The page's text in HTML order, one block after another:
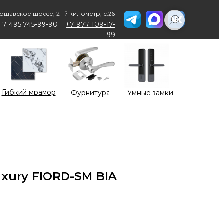
+7 977 109-17-
99
шоссе, 21-й километр, с.26
495 745-99-90
Умные замки
Фурнитура
Гибкий мрамор
FIORD-SM BIA